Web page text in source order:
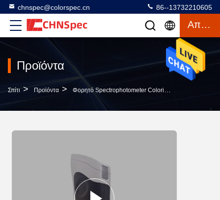
chnspec@colorspec.cn 86--13732210605
Απόσπασμα
Προϊόντα
Σπίτι > Προϊόντα > Φορητό Spectrophotometer Colorimeter